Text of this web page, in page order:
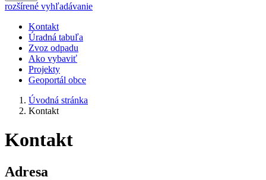
rozšírené vyhľadávanie
Kontakt
Úradná tabuľa
Zvoz odpadu
Ako vybaviť
Projekty
Geoportál obce
Úvodná stránka
Kontakt
Kontakt
Adresa